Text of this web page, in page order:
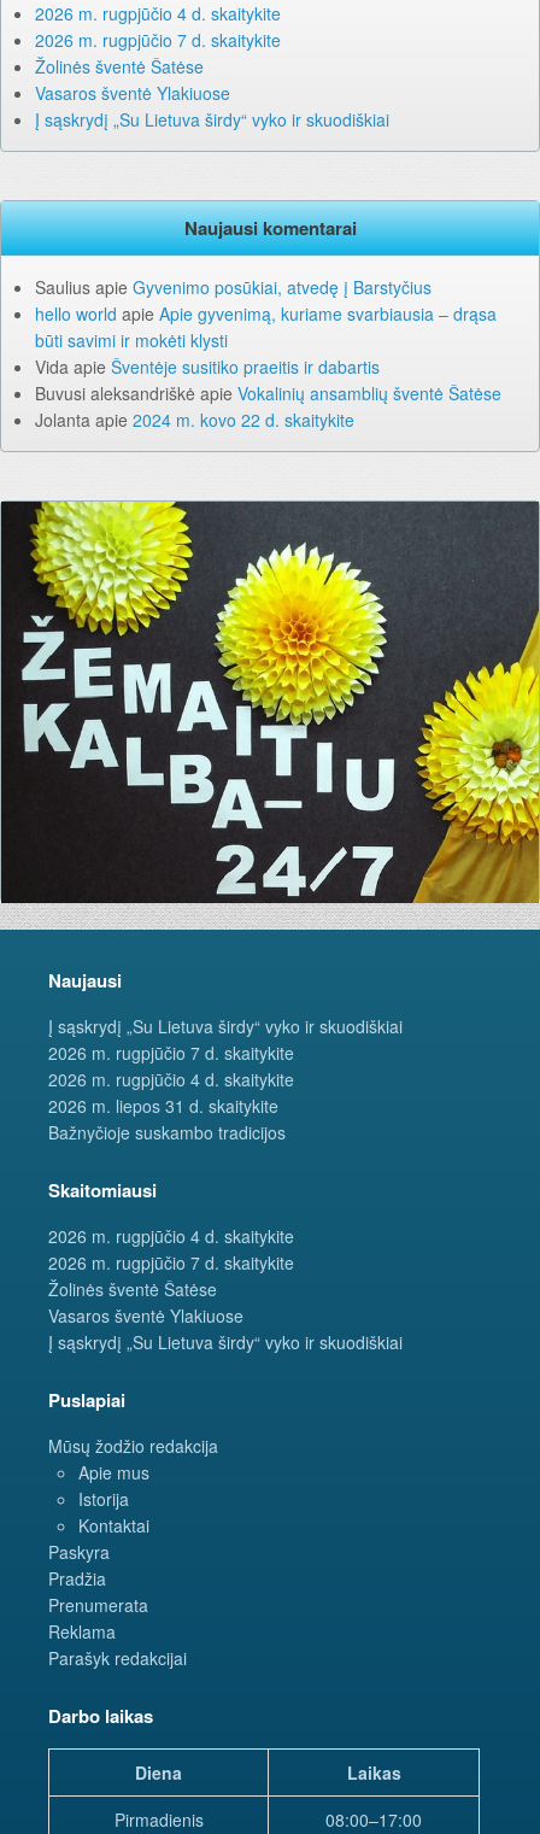
2026 m. rugpjūčio 4 d. skaitykite
2026 m. rugpjūčio 7 d. skaitykite
Žolinės šventė Šatėse
Vasaros šventė Ylakiuose
Į sąskrydį „Su Lietuva širdy“ vyko ir skuodiškiai
Naujausi komentarai
Saulius apie Gyvenimo posūkiai, atvedę į Barstyčius
hello world apie Apie gyvenimą, kuriame svarbiausia – drąsa
būti savimi ir mokėti klysti
Vida apie Šventėje susitiko praeitis ir dabartis
Buvusi aleksandriškė apie Vokalinių ansamblių šventė Šatėse
Jolanta apie 2024 m. kovo 22 d. skaitykite
Naujausi
Į sąskrydį „Su Lietuva širdy“ vyko ir skuodiškiai
2026 m. rugpjūčio 7 d. skaitykite
2026 m. rugpjūčio 4 d. skaitykite
2026 m. liepos 31 d. skaitykite
Bažnyčioje suskambo tradicijos
Skaitomiausi
2026 m. rugpjūčio 4 d. skaitykite
2026 m. rugpjūčio 7 d. skaitykite
Žolinės šventė Šatėse
Vasaros šventė Ylakiuose
Į sąskrydį „Su Lietuva širdy“ vyko ir skuodiškiai
Puslapiai
Mūsų žodžio redakcija
Apie mus
Istorija
Kontaktai
Paskyra
Pradžia
Prenumerata
Reklama
Parašyk redakcijai
Darbo laikas
Diena
Laikas
Pirmadienis
08:00–17:00